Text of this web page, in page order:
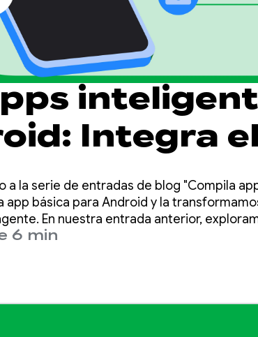
Integra el
inteligencia
a la serie de entradas de blog "Compila
app básica para Android y la
En nuestra entrada anterior,
de IA híbridas y alojadas en la nube.
6 min